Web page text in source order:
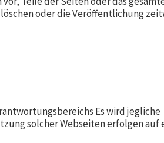
oder die Veröffentlichung
Es wird jegliche
solcher Webseiten erfolgen auf